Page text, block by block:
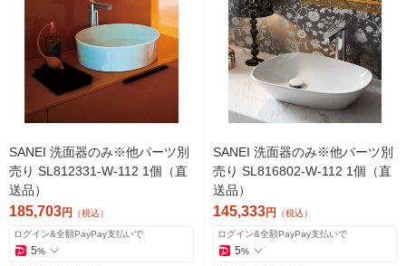
SANEI 洗面器のみ※他パーツ別
売り SL812331-W-112 1個（直
送品）
185,703円 （税込）
ログイン&全額PayPay支払いで
5%
SANEI 洗面器のみ※他パーツ別
売り SL816802-W-112 1個（直
送品）
145,333円 （税込）
ログイン&全額PayPay支払いで
5%